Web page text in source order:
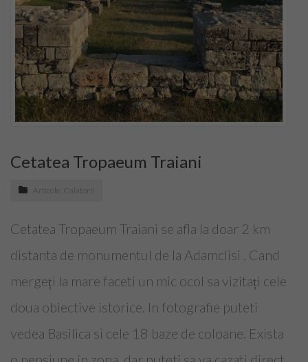
Top Saloane Infrumusetare Ilfov
Top Saloane de Manichiura
Top Saloane Remodelare Corporala
Epilare definitiva
Top Clinici Chirurgie Estetica
Top Saloane Infrumusetare Sector 1
Cetatea Tropaeum Traiani
Articole , Calatorii
Cetatea Tropaeum Traiani se afla la doar 2 km
distanta de monumentul de la Adamclisi . Cand
mergeți la mare faceti un mic ocol sa vizitați cele
doua obiective istorice. In fotografie puteti
vedea Basilica si cele 18 baze de coloane. Exista